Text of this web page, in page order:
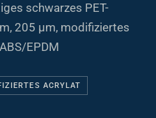
schwarzes PET-
205 µm, modifiziertes
EPDM
ACRYLAT